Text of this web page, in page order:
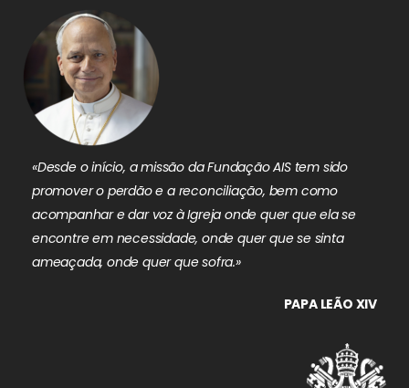
«Desde o início, a missão da Fundação AIS tem sido
promover o perdão e a reconciliação, bem como
acompanhar e dar voz à Igreja onde quer que ela se
encontre em necessidade, onde quer que se sinta
ameaçada, onde quer que sofra.»
PAPA LEÃO XIV